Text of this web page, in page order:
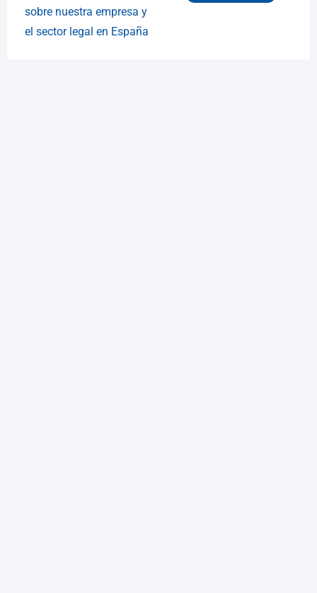
sobre nuestra empresa y
el sector legal en España